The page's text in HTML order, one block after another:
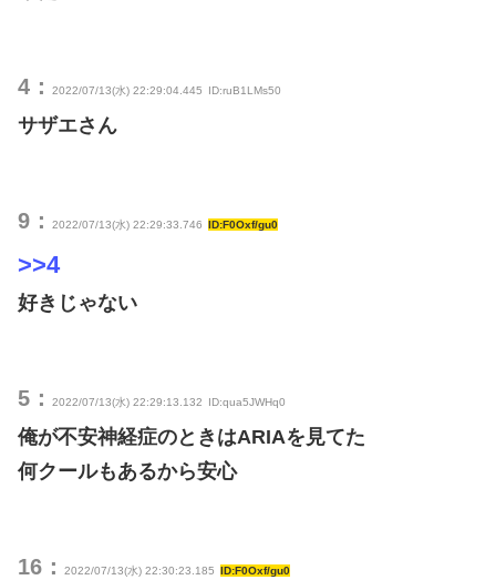
4： 2022/07/13(水) 22:29:04.445 ID:ruB1LMs50
サザエさん
9： 2022/07/13(水) 22:29:33.746 ID:F0Oxf/gu0
>>4
好きじゃない
5： 2022/07/13(水) 22:29:13.132 ID:qua5JWHq0
俺が不安神経症のときはARIAを見てた
何クールもあるから安心
16： 2022/07/13(水) 22:30:23.185 ID:F0Oxf/gu0